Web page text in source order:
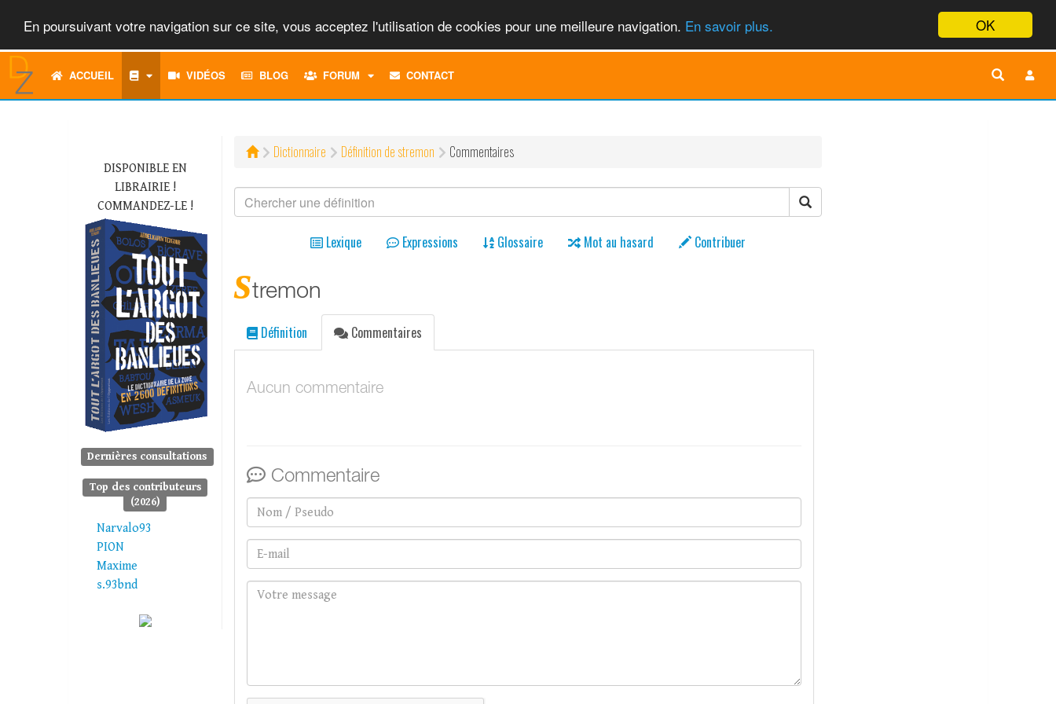
OK
En poursuivant votre navigation sur ce site, vous acceptez l'utilisation de cookies pour une meilleure navigation. En savoir plus.
ACCUEIL VIDÉOS BLOG FORUM
TOGGLECONTACT
DISPONIBLE EN
LIBRAIRIE !
COMMANDEZ-LE !
Dernières consultations
Top des contributeurs
(2026)
Narvalo93
PION
Maxime
s.93bnd
Dictionnaire Définition de stremon Commentaires
Lexique Expressions Glossaire Mot au hasard Contribuer
stremon
Définition Commentaires
Aucun commentaire
Commentaire